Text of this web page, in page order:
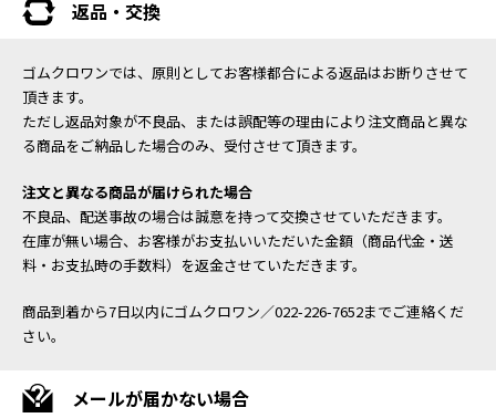
返品・交換
ゴムクロワンでは、原則としてお客様都合による返品はお断りさせて
頂きます。
ただし返品対象が不良品、または誤配等の理由により注文商品と異な
る商品をご納品した場合のみ、受付させて頂きます。
注文と異なる商品が届けられた場合
不良品、配送事故の場合は誠意を持って交換させていただきます。
在庫が無い場合、お客様がお支払いいただいた金額（商品代金・送
料・お支払時の手数料）を返金させていただきます。
商品到着から7日以内にゴムクロワン／022-226-7652までご連絡くだ
さい。
メールが届かない場合